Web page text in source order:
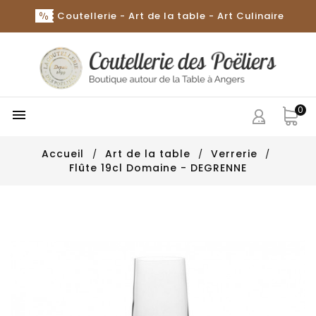
Coutellerie - Art de la table - Art Culinaire
 0
Accueil Art de la table
Verrerie
Flûte 19cl Domaine - DEGRENNE